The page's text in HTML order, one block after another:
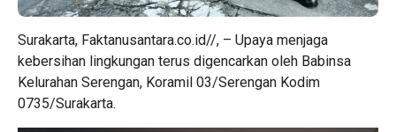
Surakarta, Faktanusantara.co.id//, – Upaya menjaga
kebersihan lingkungan terus digencarkan oleh Babinsa
Kelurahan Serengan, Koramil 03/Serengan Kodim
0735/Surakarta.